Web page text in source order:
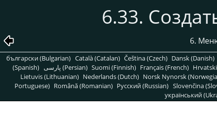
6.33.
6.
български (Bulgarian) Català (Catalan) Čeština (Czech) Dansk (Danish)
(Spanish)
پارسی (Persian) Suomi (Finnish) Français (French)
Lietuvis (Lithuanian) Nederlands (Dutch) Norsk Nynorsk
Portuguese) Română (Romanian) Pусский (Russian) Slovenčina
український